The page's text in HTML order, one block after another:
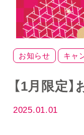
お知らせ キャ
【1月限定
2025.01.01